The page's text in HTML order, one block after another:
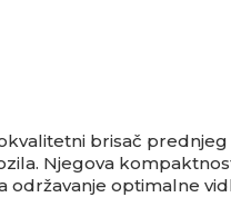
brisač
Njegova
održavanje optimalne